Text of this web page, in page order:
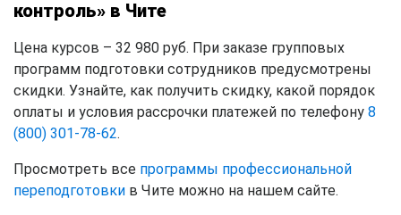
контроль» в Чите
Цена курсов – 32 980 руб. При заказе групповых
программ подготовки сотрудников предусмотрены
скидки. Узнайте, как получить скидку, какой порядок
оплаты и условия рассрочки платежей по телефону 8
(800) 301-78-62.
Просмотреть все программы профессиональной
переподготовки в Чите можно на нашем сайте.